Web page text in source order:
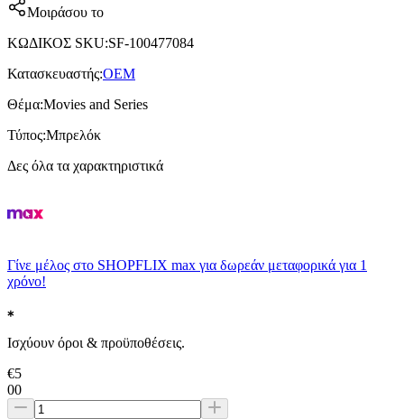
Μοιράσου το
ΚΩΔΙΚΟΣ SKU:SF-100477084
Κατασκευαστής:OEM
Θέμα:Movies and Series
Τύπος:Μπρελόκ
Δες όλα τα χαρακτηριστικά
Γίνε μέλος στο SHOPFLIX max για δωρεάν μεταφορικά για 1
χρόνο!
Ισχύουν όροι & προϋποθέσεις.
€5
00